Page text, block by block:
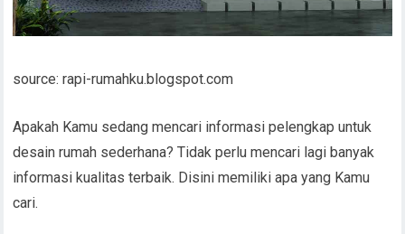
source: rapi-rumahku.blogspot.com
Apakah Kamu sedang mencari informasi pelengkap untuk
desain rumah sederhana? Tidak perlu mencari lagi banyak
informasi kualitas terbaik. Disini memiliki apa yang Kamu
cari.